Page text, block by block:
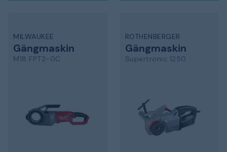
MILWAUKEE
Gängmaskin
M18 FPT2-0C
ROTHENBERGER
Gängmaskin
Supertronic 1250